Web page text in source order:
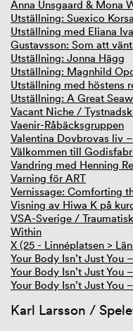
Anna Unsgaard & Mona
Utställning: Suexico
Utställning med Eliana
Gustavsson: Som att
Utställning: Jonna Hägg
Utställning: Magnhild
Utställning med höstens
Utställning: A Great
Vacant Niche /
Vaenir-Råbäcksgruppen
Valentina Dovbrovas liv
Välkommen till
Vandring med Henning
Varning för ART
Vernissage: Comforting
Visning av Hiwa K på
VSA-Sverige /
Within
X (25 - Linnéplatsen >
Your Body Isn’t Just You
Your Body Isn’t Just You
Your Body Isn’t Just You
Karl Larsson /